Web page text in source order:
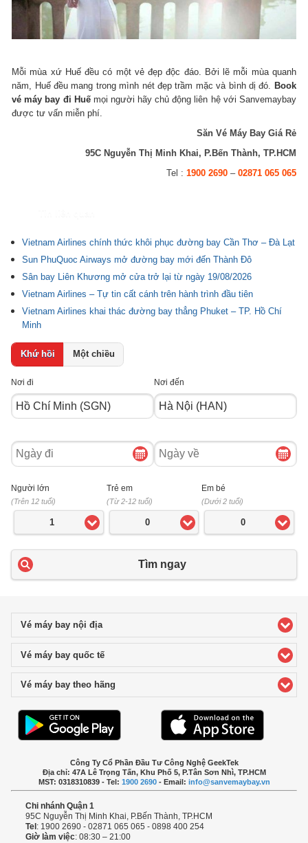
Mỗi mùa xứ Huế đều có một vẻ đẹp độc đáo. Bởi lẽ mỗi mùa quanh
năm, Huế đều mang trong mình nét đẹp trầm mặc và bình dị đó.
Book
vé máy bay đi Huếmọi người hãy chủ động liên hệ với Sanvemaybay
được tư vấn miễn phí.
Săn Vé Máy Bay Giá Rẻ
95C Nguyễn Thị Minh Khai, P.Bến Thành, TP.HCM
Tel : 1900 2690– 02871 065 065
Vietnam Airlines chính thức khôi phục đường bay Cần Thơ – Đà Lạt
Sun PhuQuoc Airways mở đường bay mới đến Thành Đô
Sân bay Liên Khương mở cửa trở lại từ ngày 19/08/2026
Vietnam Airlines – Tự tin cất cánh trên hành trình đầu tiên
Vietnam Airlines khai thác đường bay thẳng Phuket – TP. Hồ Chí
Minh
Khứ hồi Một chiều
Nơi đi Nơi đến
Ngày
đi
Ngày
về
Người lớn
(Trên 12 tuổi)
1
Trẻ em
(Từ 2-12 tuổi)
0
Em bé
(Dưới 2 tuổi)
0
Tìm ngay
Vé máy bay nội địaclick to expand contents
Vé máy bay quốc tếclick to expand contents
Vé máy bay theo hãng
Công Ty Cổ Phần Đầu Tư Công Nghệ GeekTek
Địa chỉ: 47A Lê Trọng Tấn, Khu Phố 5, P.Tân Sơn Nhì, TP.HCM
MST: 0318310839 - Tel: 1900 2690- Email: info@sanvemaybay.vn
Chi nhánh Quận 1
95C Nguyễn Thị Minh Khai, P.Bến Thành, TP.HCM
Tel : 1900 2690 - 02871 065 065 - 0898 400 254
Giờ làm việc: 08:30 – 21:00